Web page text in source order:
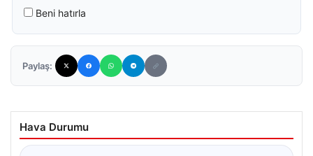
Beni hatırla
Paylaş:
Hava Durumu